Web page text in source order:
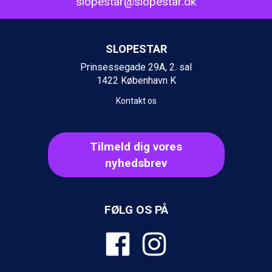
St. Anton fra DKK 7.245
Zell am See fra DKK 4.095
Canazei fra DKK 4.745
Bad Gastein fra DKK 4.195
Alleghe fra DKK 5.595
Sauze dOulx fra DKK 4.045
Val Thorens fra DKK 5.395
Cervinia fra DKK 5.295
Sölden fra DKK 8.445
Bad Hofgastein fra DKK 5.495
Saalbach fra DKK 5.945
Sestriere fra DKK 4.395
Fieberbrunn fra DKK 6.145
Wagrain fra DKK 4.645
SLOPESTAR
Prinsessegade 29A, 2. sal
1422 København K
Kontakt os
Tilmeld dig vores
nyhedsbrev
FØLG OS PÅ